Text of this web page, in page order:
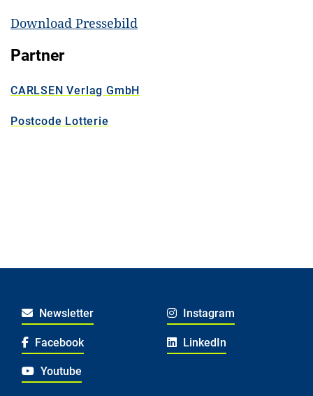
Download Pressebild
Partner
CARLSEN Verlag GmbH
Postcode Lotterie
Newsletter Instagram
Facebook LinkedIn
Youtube